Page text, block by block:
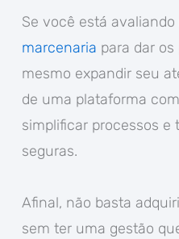
Se você está avaliando
marcenaria para dar
mesmo expandir seu
de uma plataforma
simplificar processos e
seguras.
Afinal, não basta
sem ter uma gestão